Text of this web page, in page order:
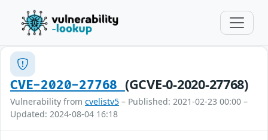
CVE-2020-27768 (GCVE-0-2020-27768)
Vulnerability from cvelistv5 – Published: 2021-02-23 00:00 –
Updated: 2024-08-04 16:18